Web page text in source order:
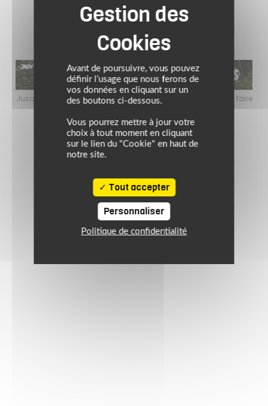
Jusqu’au 24 août 2026, profitez de l’ambiance estivale pour faire
le plein de bons plans sur l’équipement motard !
Avant de poursuivre, vous pouvez
définir l’usage que nous ferons de
vos données en cliquant sur un
des boutons ci-dessous.
Vous pourrez mettre à jour votre
choix à tout moment en cliquant
sur le lien du "Cookie" en haut de
notre site.
Tout accepter
Personnaliser
Politique de confidentialité